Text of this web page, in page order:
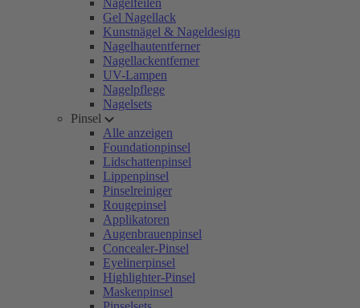
Nagelfeilen
Gel Nagellack
Kunstnägel & Nageldesign
Nagelhautentferner
Nagellackentferner
UV-Lampen
Nagelpflege
Nagelsets
Pinsel
Alle anzeigen
Foundationpinsel
Lidschattenpinsel
Lippenpinsel
Pinselreiniger
Rougepinsel
Applikatoren
Augenbrauenpinsel
Concealer-Pinsel
Eyelinerpinsel
Highlighter-Pinsel
Maskenpinsel